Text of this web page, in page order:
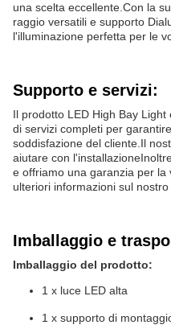
una scelta eccellente.Con la
raggio versatili e supporto
l'illuminazione perfetta per le
Supporto e servizi:
Il prodotto LED High Bay
di servizi completi per
soddisfazione del cliente.Il
aiutare con
e offriamo una garanzia per
ulteriori informazioni sul
Imballaggio e
Imballaggio del prodotto:
1 x luce LED alta
1 x supporto di